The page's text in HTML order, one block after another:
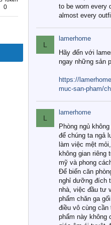
0
to be worn every
almost every
L
lamerhome
Hãy đến với
ngay những sản
https://
muc-san-pham/
L
lamerhome
Phòng ngủ
để chúng ta ngả
làm việc mệt
không gian riêng
mỹ và phong
Để biến căn
nghỉ dưỡng đích
nhà, việc đầu tư
phẩm chăn ga
điều vô cùng
phẩm này không